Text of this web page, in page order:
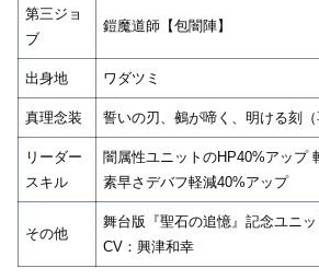
第三ジョ
ブ
鎧魔道師【包闇陣】
出身地 ワダツミ
真理念装 誓いの刃、鵺が啼く、明ける刻（
リーダー
スキル
闇属性ユニットのHP40%アップ
素早さデバフ軽減40%アップ
その他
舞台版『聖石の追憶』記念ユニッ
CV：興津和幸